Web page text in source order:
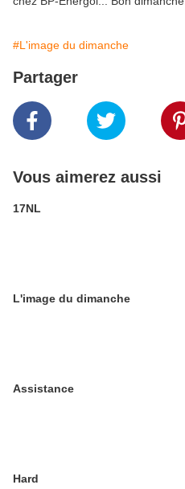
#L'image du dimanche
Partager
Vous aimerez aussi
17NL
L'image du dimanche
Assistance
Hard